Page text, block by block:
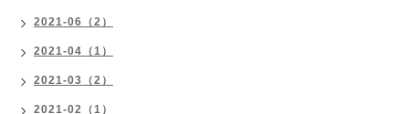
2021-06（2）
2021-04（1）
2021-03（2）
2021-02（1）